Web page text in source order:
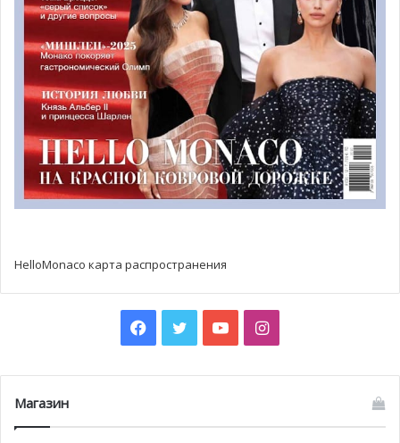
HelloMonaco карта распространения
Facebook
TwitterYouTubeInstagram
Магазин